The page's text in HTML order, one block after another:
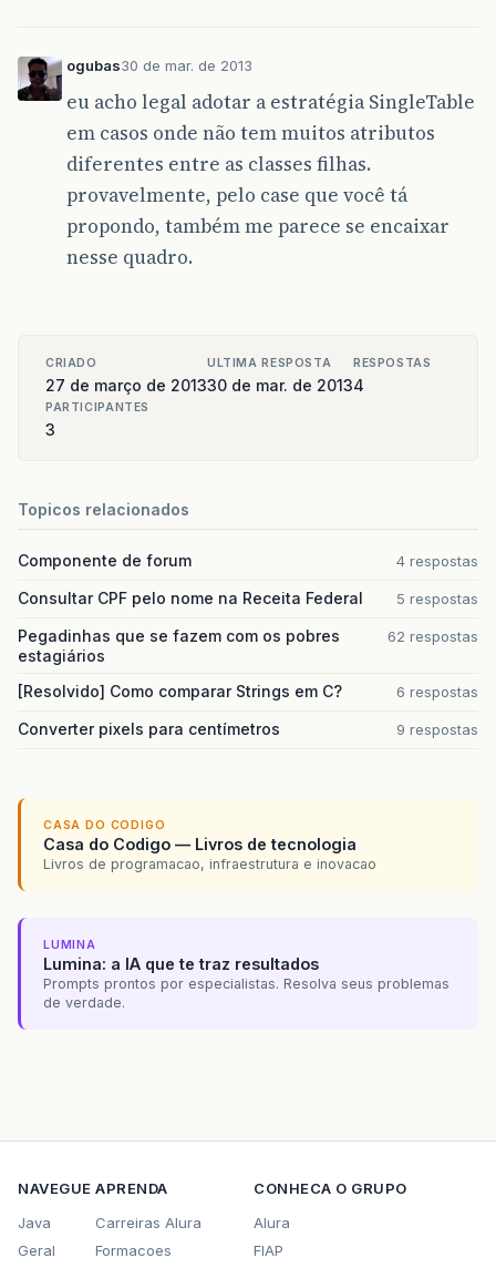
ogubas30 de mar. de 2013
eu acho legal adotar a estratégia SingleTable
em casos onde não tem muitos atributos
diferentes entre as classes filhas.
provavelmente, pelo case que você tá
propondo, também me parece se encaixar
nesse quadro.
CRIADO
27 de março de 2013
ULTIMA RESPOSTA
30 de mar. de 2013
RESPOSTAS
4
PARTICIPANTES
3
Topicos relacionados
Componente de forum 4 respostas
Consultar CPF pelo nome na Receita Federal 5 respostas
Pegadinhas que se fazem com os pobres
estagiários
62 respostas
[Resolvido] Como comparar Strings em C? 6 respostas
Converter pixels para centímetros 9 respostas
CASA DO CODIGO
Casa do Codigo — Livros de tecnologia
Livros de programacao, infraestrutura e inovacao
LUMINA
Lumina: a IA que te traz resultados
Prompts prontos por especialistas. Resolva seus problemas
de verdade.
NAVEGUE
Java
Geral
APRENDA
Carreiras Alura
Formacoes
CONHECA O GRUPO
Alura
FIAP